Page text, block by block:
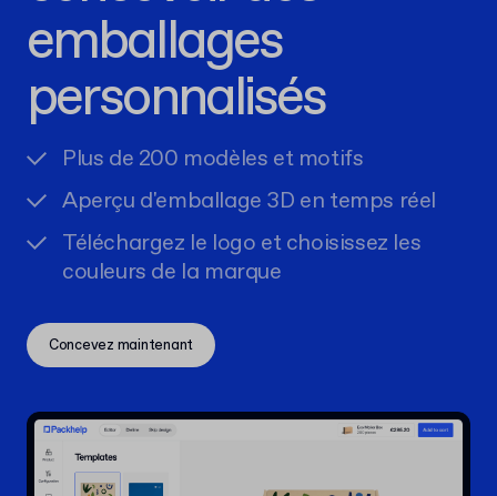
emballages
personnalisés
Plus de 200 modèles et motifs
Aperçu d'emballage 3D en temps réel
Téléchargez le logo et choisissez les
couleurs de la marque
Concevez maintenant